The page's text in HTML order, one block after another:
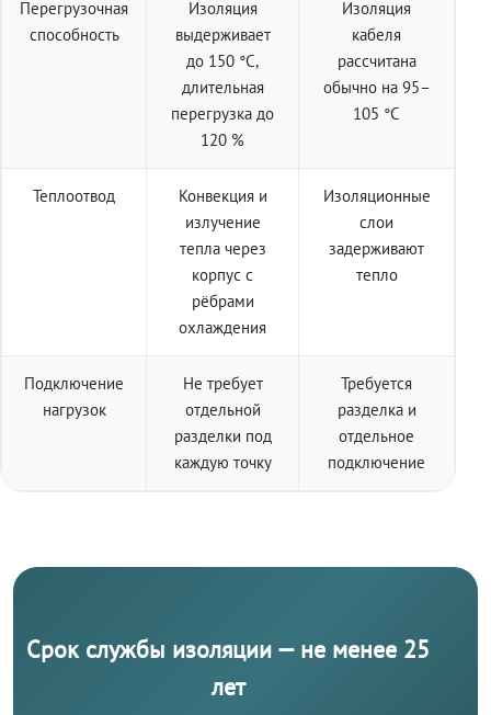
Перегрузочная
способность
Изоляция
выдерживает
до 150 °C,
длительная
перегрузка до
120 %
Изоляция
кабеля
рассчитана
обычно на 95–
105 °C
Теплоотвод
Конвекция и
излучение
тепла через
корпус с
рёбрами
охлаждения
Изоляционные
слои
задерживают
тепло
Подключение
нагрузок
Не требует
отдельной
разделки под
каждую точку
Требуется
разделка и
отдельное
подключение
Срок службы изоляции — не менее 25
лет